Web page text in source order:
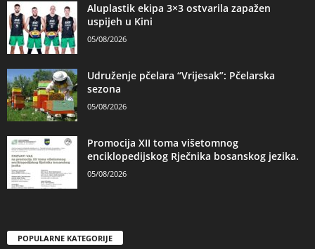
Aluplastik ekipa 3×3 ostvarila zapažen
uspijeh u Kini
05/08/2026
Udruženje pčelara “Vrijesak”: Pčelarska
sezona
05/08/2026
Promocija XII toma višetomnog
enciklopedijskog Rječnika bosanskog jezika.
05/08/2026
POPULARNE KATEGORIJE